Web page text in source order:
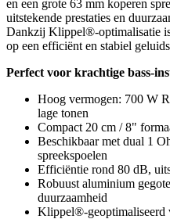
en een grote 63 mm koperen
uitstekende prestaties en
Dankzij Klippel®-optimalisatie
op een efficiënt en stabiel
Perfect voor krachtige bass-
Hoog vermogen: 700 W
lage tonen
Compact 20 cm / 8"
Beschikbaar met dual 1
spreekspoelen
Efficiëntie rond 80 dB,
Robuust aluminium
duurzaamheid
Klippel®-geoptimaliseerd